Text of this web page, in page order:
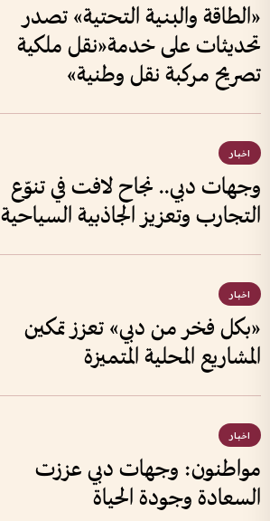
«الطاقة والبنية التحتية» تصدر
تحديثات على خدمة«نقل ملكية
تصريح مركبة نقل وطنية»
اخبار
وجهات دبي.. نجاح لافت في تنوّع
التجارب وتعزيز الجاذبية السياحية
اخبار
«بكل فخر من دبي» تعزز تمكين
المشاريع المحلية المتميزة
اخبار
مواطنون: وجهات دبي عززت
السعادة وجودة الحياة